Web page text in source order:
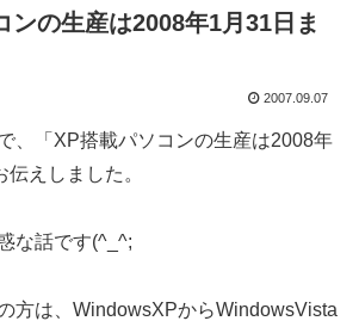
ンの生産は2008年1月31日ま
2007.09.07
、「XP搭載パソコンの生産は2008年
えしました。
な話です(^_^;
方は、WindowsXPからWindowsVista